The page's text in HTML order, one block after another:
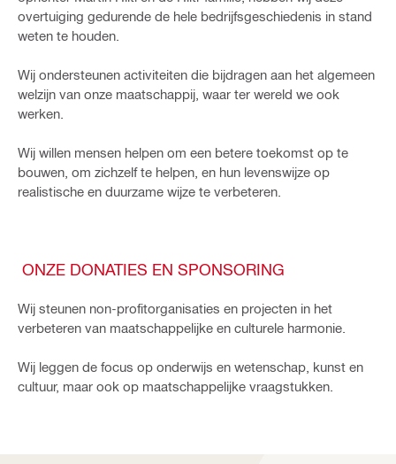
overtuiging gedurende de hele bedrijfsgeschiedenis in stand
weten te houden.
Wij ondersteunen activiteiten die bijdragen aan het algemeen
welzijn van onze maatschappij, waar ter wereld we ook
werken.
Wij willen mensen helpen om een ​​betere toekomst op te
bouwen, om zichzelf te helpen, en hun levenswijze op
realistische en duurzame wijze te verbeteren.
ONZE DONATIES EN SPONSORING
Wij steunen non-profitorganisaties en projecten in het
verbeteren van maatschappelijke en culturele harmonie.
Wij leggen de focus op onderwijs en wetenschap, kunst en
cultuur, maar ook op maatschappelijke vraagstukken.